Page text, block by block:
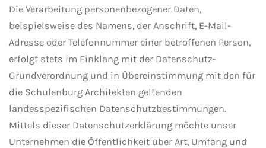
Die Verarbeitung personenbezogener Daten,
beispielsweise des Namens, der Anschrift, E-Mail-
Adresse oder Telefonnummer einer betroffenen Person,
erfolgt stets im Einklang mit der Datenschutz-
Grundverordnung und in Übereinstimmung mit den für
die Schulenburg Architekten geltenden
landesspezifischen Datenschutzbestimmungen.
Mittels dieser Datenschutzerklärung möchte unser
Unternehmen die Öffentlichkeit über Art, Umfang und